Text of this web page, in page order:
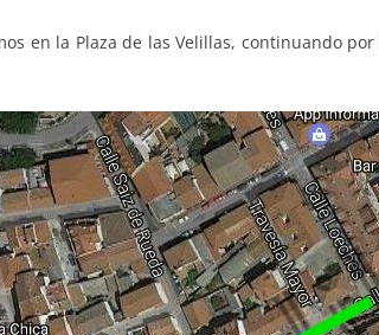
en la Plaza de las Velillas, continuando